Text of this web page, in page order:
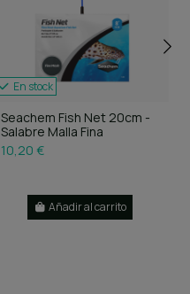
En stock
Seachem Fish Net 20cm -
Salabre Malla Fina
10,20 €
Añadir al carrito